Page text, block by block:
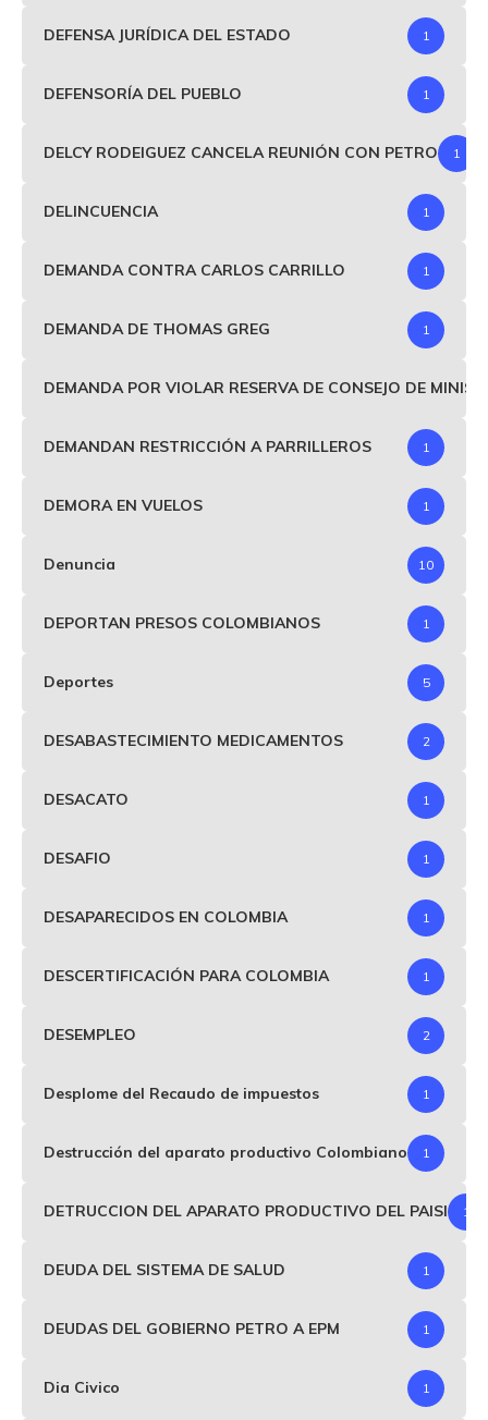
DEFENSA JURÍDICA DEL ESTADO 1
DEFENSORÍA DEL PUEBLO 1
DELCY RODEIGUEZ CANCELA REUNIÓN CON PETRO 1
DELINCUENCIA 1
DEMANDA CONTRA CARLOS CARRILLO 1
DEMANDA DE THOMAS GREG 1
DEMANDA POR VIOLAR RESERVA DE CONSEJO DE
DEMANDAN RESTRICCIÓN A PARRILLEROS 1
DEMORA EN VUELOS 1
Denuncia 10
DEPORTAN PRESOS COLOMBIANOS 1
Deportes 5
DESABASTECIMIENTO MEDICAMENTOS 2
DESACATO 1
DESAFIO 1
DESAPARECIDOS EN COLOMBIA 1
DESCERTIFICACIÓN PARA COLOMBIA 1
DESEMPLEO 2
Desplome del Recaudo de impuestos 1
Destrucción del aparato productivo Colombiano 1
DETRUCCION DEL APARATO PRODUCTIVO DEL PAISI 1
DEUDA DEL SISTEMA DE SALUD 1
DEUDAS DEL GOBIERNO PETRO A EPM 1
Dia Civico 1